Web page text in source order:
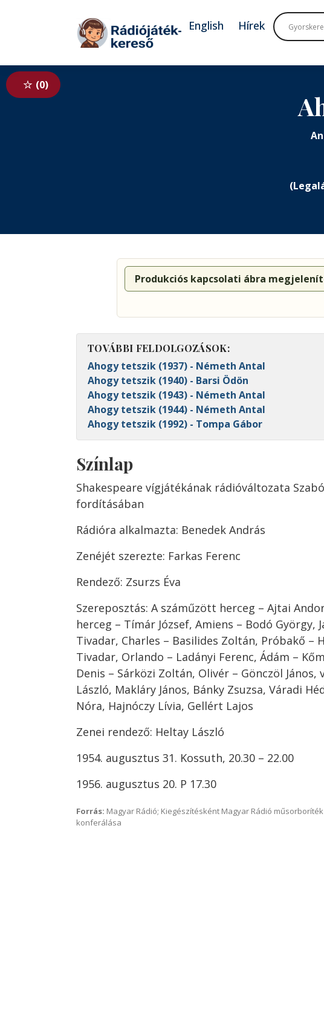
Tovább a tartalomhoz
English Hírek
0
Produkciós kapcsolati ábra
TOVÁBBI FELDOLGOZÁSOK:
Ahogy tetszik (1937) - Németh Antal
Ahogy tetszik (1940) - Barsi Ödön
Ahogy tetszik (1943) - Németh Antal
Ahogy tetszik (1944) - Németh Antal
Ahogy tetszik (1992) - Tompa Gábor
Színlap
Shakespeare vígjátékának rádióváltozata
fordításában
Rádióra alkalmazta: Benedek András
Zenéjét szerezte: Farkas Ferenc
Rendező: Zsurzs Éva
Szereposztás: A száműzött herceg – Ajtai
herceg – Tímár József, Amiens – Bodó György,
Tivadar, Charles – Basilides Zoltán, Próbakő –
Tivadar, Orlando – Ladányi Ferenc, Ádám –
Denis – Sárközi Zoltán, Olivér – Gönczöl János,
László, Makláry János, Bánky Zsuzsa, Váradi
Nóra, Hajnóczy Lívia, Gellért Lajos
Zenei rendező: Heltay László
1954. augusztus 31. Kossuth, 20.30 – 22.00
1956. augusztus 20. P 17.30
Forrás: Magyar Rádió; Kiegészítésként Magyar Rádió
konferálása